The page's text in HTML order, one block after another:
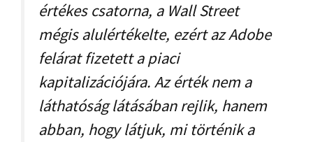
értékes csatorna, a Wall Street
mégis alulértékelte, ezért az Adobe
felárat fizetett a piaci
kapitalizációjára. Az érték nem a
láthatóság látásában rejlik, hanem
abban, hogy látjuk, mi történik a